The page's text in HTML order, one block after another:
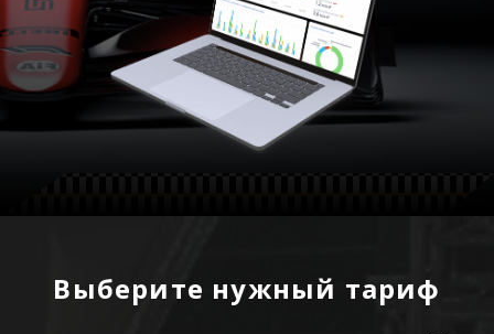
Выберите нужный тариф